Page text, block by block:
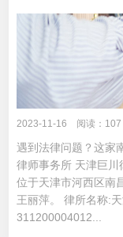
2023-11-16 阅读：107
遇到法律问题？这家
律师事务所 天津巨
位于天津市河西区南
王丽萍。 律所名称:
311200004012...